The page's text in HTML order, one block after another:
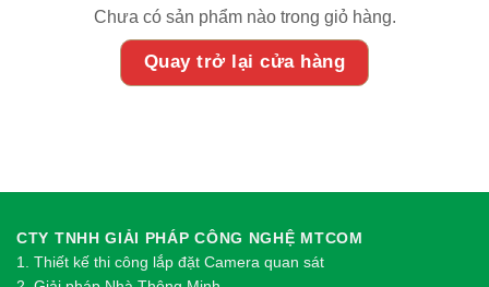
Chưa có sản phẩm nào trong giỏ hàng.
Quay trở lại cửa hàng
CTY TNHH GIẢI PHÁP CÔNG NGHỆ MTCOM
1. Thiết kế thi công lắp đặt Camera quan sát